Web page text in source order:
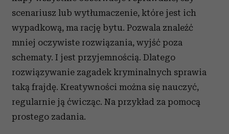
scenariusz lub wytłumaczenie, które jest ich
wypadkową, ma rację bytu. Pozwala znaleźć
mniej oczywiste rozwiązania, wyjść poza
schematy. I jest przyjemnością. Dlatego
rozwiązywanie zagadek kryminalnych sprawia
taką frajdę. Kreatywności można się nauczyć,
regularnie ją ćwicząc. Na przykład za pomocą
prostego zadania.